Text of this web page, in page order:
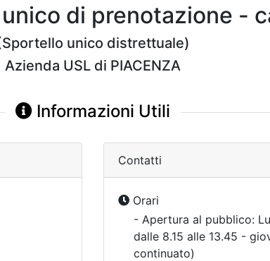
di prenotazione -
unico distrettuale)
Azienda USL di PIACENZA
Informazioni Utili
Contatti
Orari
- Apertura al pubblico:
dalle 8.15 alle 13.45 -
continuato)